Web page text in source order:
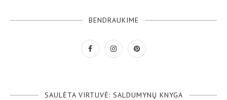
BENDRAUKIME
SAULĖTA VIRTUVĖ: SALDUMYNŲ KNYGA